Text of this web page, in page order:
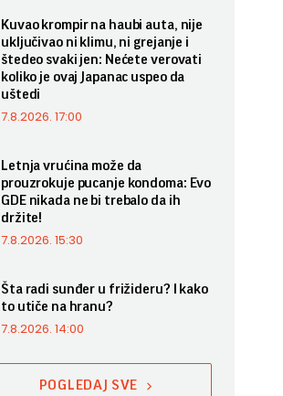
Kuvao krompir na haubi auta, nije
uključivao ni klimu, ni grejanje i
štedeo svaki jen: Nećete verovati
koliko je ovaj Japanac uspeo da
uštedi
7.8.2026. 17:00
Letnja vrućina može da
prouzrokuje pucanje kondoma: Evo
GDE nikada ne bi trebalo da ih
držite!
7.8.2026. 15:30
Šta radi sunđer u frižideru? I kako
to utiče na hranu?
7.8.2026. 14:00
POGLEDAJ SVE